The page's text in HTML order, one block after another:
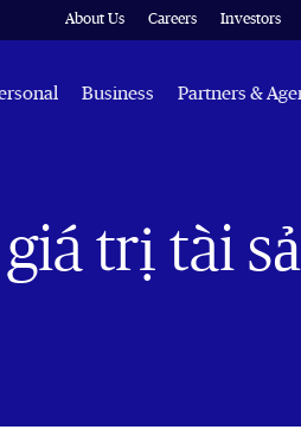
About Us Careers Investors
Business Partners &
trị tài